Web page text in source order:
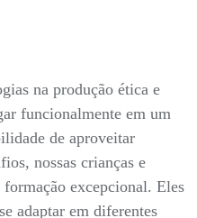
na produção ética e
funcionalmente em um
de aproveitar
nossas crianças e
excepcional. Eles
adaptar em diferentes